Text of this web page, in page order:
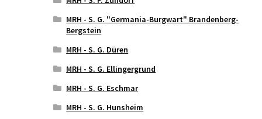
MRH - S. G. "Germania-Burgwart" Brandenberg-
Bergstein
MRH - S. G. Düren
MRH - S. G. Ellingergrund
MRH - S. G. Eschmar
MRH - S. G. Hunsheim